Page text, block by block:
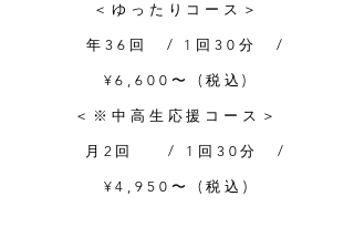
＜ゆったりコース＞
年36 回 / 1回30分 /
¥6,600〜 (税込)
＜※中高生応援コース＞
月2回 / 1回30分 /
¥4,950 〜 (税込)